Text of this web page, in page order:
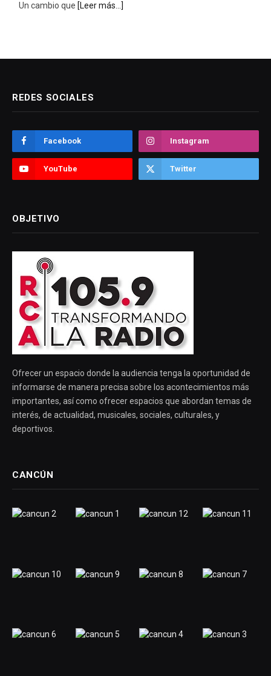
Un cambio que [Leer más...]
REDES SOCIALES
Facebook Instagram
YouTube Twitter
OBJETIVO
Ofrecer un espacio donde la audiencia tenga la oportunidad de
informarse de manera precisa sobre los acontecimientos más
importantes, así como ofrecer espacios que abordan temas de
interés, de actualidad, musicales, sociales, culturales, y
deportivos.
CANCÚN